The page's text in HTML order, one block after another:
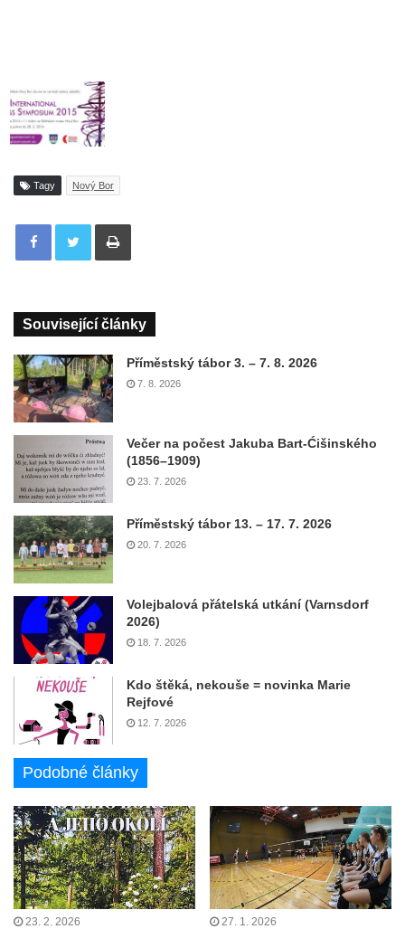
Tagy Nový Bor
Tisknout
Související články
Příměstský tábor 3. – 7. 8. 2026
7. 8. 2026
Večer na počest Jakuba Bart-Ćišinského
(1856–1909)
23. 7. 2026
Příměstský tábor 13. – 17. 7. 2026
20. 7. 2026
Volejbalová přátelská utkání (Varnsdorf
2026)
18. 7. 2026
Kdo štěká, nekouše = novinka Marie
Rejfové
12. 7. 2026
Podobné články
23. 2. 2026 27. 1. 2026